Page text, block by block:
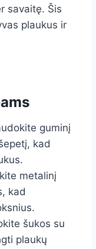
savaitę. Šis
plaukus ir
guminį
kad
metalinį
kad
šukos su
plaukų